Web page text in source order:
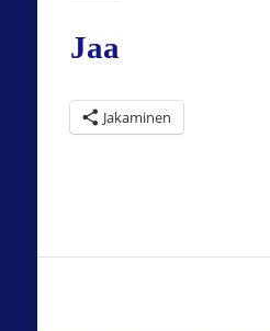
Jaa
Jakaminen